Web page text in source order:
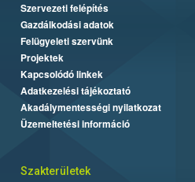
Szervezeti felépítés
Gazdálkodási adatok
Felügyeleti szervünk
Projektek
Kapcsolódó linkek
Adatkezelési tájékoztató
Akadálymentességi nyilatkozat
Üzemeltetési információ
Szakterületek